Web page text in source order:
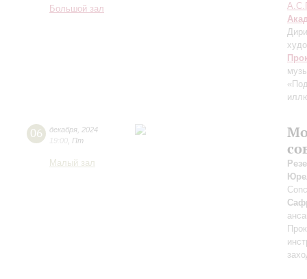
Большой зал
06 декабря 2024
19:00 Пт
Малый зал